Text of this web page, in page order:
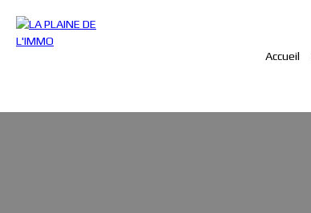
Accueil